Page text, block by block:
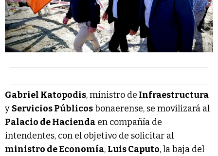
Gabriel Katopodis, ministro de Infraestructura
y Servicios Públicosbonaerense, se movilizará al
Palacio de Hacienda en compañía de
intendentes, con el objetivo de solicitar al
ministro de Economía, Luis Caputo, la baja del